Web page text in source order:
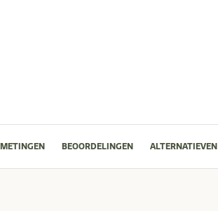
BEOORDELINGEN ALTERNATIEVEN